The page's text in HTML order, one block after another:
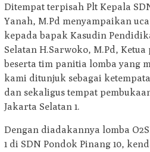
Ditempat terpisah Plt Kepala
Yanah, M.Pd menyampaikan
kepada bapak Kasudin
Selatan H.Sarwoko, M.Pd,
beserta tim panitia lomba yang
kami ditunjuk sebagai
dan sekaligus tempat
Jakarta Selatan 1.
Dengan diadakannya lomba
1 di SDN Pondok Pinang 10,